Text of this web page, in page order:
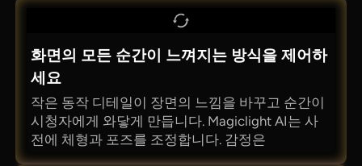
화면의 모든 순간이 느껴지는 방식을 제어하
세요
작은 동작 디테일이 장면의 느낌을 바꾸고 순간이
시청자에게 와닿게 만듭니다. Magiclight AI는 사
전에 체형과 포즈를 조정합니다. 감정은